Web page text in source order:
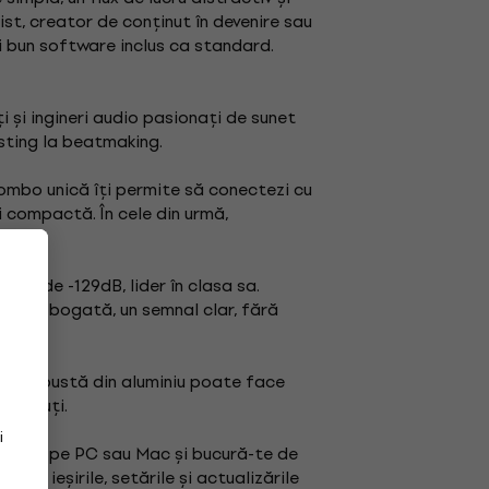
creator de conținut în devenire sau
software inclus ca standard.
și ingineri audio pasionați de sunet
la beatmaking.
unică îți permite să conectezi cu
În cele din urmă,
de -129dB, lider în clasa sa.
bogată, un semnal clar, fără
robustă din aluminiu poate face
îl cauți.
l pe PC sau Mac și bucură-te de
ieșirile, setările și actualizările